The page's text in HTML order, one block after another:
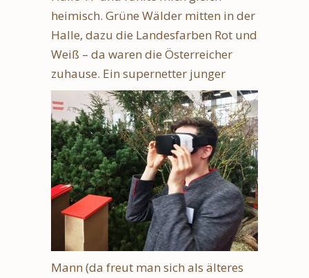
heimisch. Grüne Wälder mitten in der
Halle, dazu die Landesfarben Rot und
Weiß – da waren die Österreicher
zuhause. Ein supernetter junger
Mann (da freut man sich als älteres